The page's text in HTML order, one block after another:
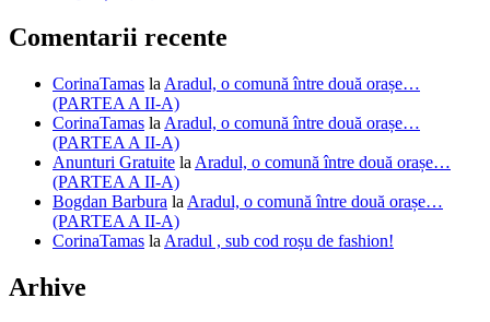
Comentarii recente
CorinaTamas la Aradul, o comună între două orașe…
(PARTEA A II-A)
CorinaTamas la Aradul, o comună între două orașe…
(PARTEA A II-A)
Anunturi Gratuite la Aradul, o comună între două orașe…
(PARTEA A II-A)
Bogdan Barbura la Aradul, o comună între două orașe…
(PARTEA A II-A)
CorinaTamas la Aradul , sub cod roșu de fashion!
Arhive